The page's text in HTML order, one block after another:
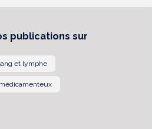
publications sur
et lymphe